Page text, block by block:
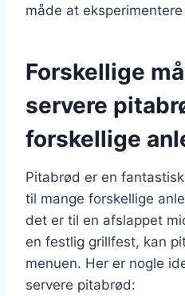
måde at
Forskellige
servere
forskellige
Pitabrød er en
til mange forskellige
det er til en afslappet
en festlig grillfest, kan
menuen. Her er nogle
servere pitabrød: